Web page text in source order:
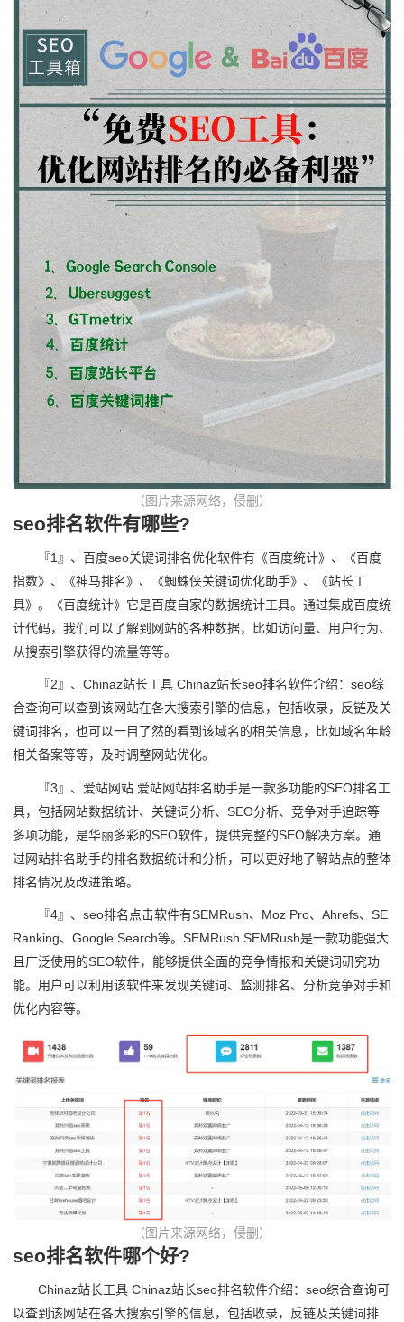
（图片来源网络，侵删）
seo排名软件有哪些?
『1』、百度seo关键词排名优化软件有《百度统计》、《百度
指数》、《神马排名》、《蜘蛛侠关键词优化助手》、《站长工
具》。《百度统计》它是百度自家的数据统计工具。通过集成百度统
计代码，我们可以了解到网站的各种数据，比如访问量、用户行为、
从搜索引擎获得的流量等等。
『2』、Chinaz站长工具 Chinaz站长seo排名软件介绍：seo综
合查询可以查到该网站在各大搜索引擎的信息，包括收录，反链及关
键词排名，也可以一目了然的看到该域名的相关信息，比如域名年龄
相关备案等等，及时调整网站优化。
『3』、爱站网站 爱站网站排名助手是一款多功能的SEO排名工
具，包括网站数据统计、关键词分析、SEO分析、竞争对手追踪等
多项功能，是华丽多彩的SEO软件，提供完整的SEO解决方案。通
过网站排名助手的排名数据统计和分析，可以更好地了解站点的整体
排名情况及改进策略。
『4』、seo排名点击软件有SEMRush、Moz Pro、Ahrefs、SE
Ranking、Google Search等。SEMRush SEMRush是一款功能强大
且广泛使用的SEO软件，能够提供全面的竞争情报和关键词研究功
能。用户可以利用该软件来发现关键词、监测排名、分析竞争对手和
优化内容等。
（图片来源网络，侵删）
seo排名软件哪个好?
Chinaz站长工具 Chinaz站长seo排名软件介绍：seo综合查询可
以查到该网站在各大搜索引擎的信息，包括收录，反链及关键词排